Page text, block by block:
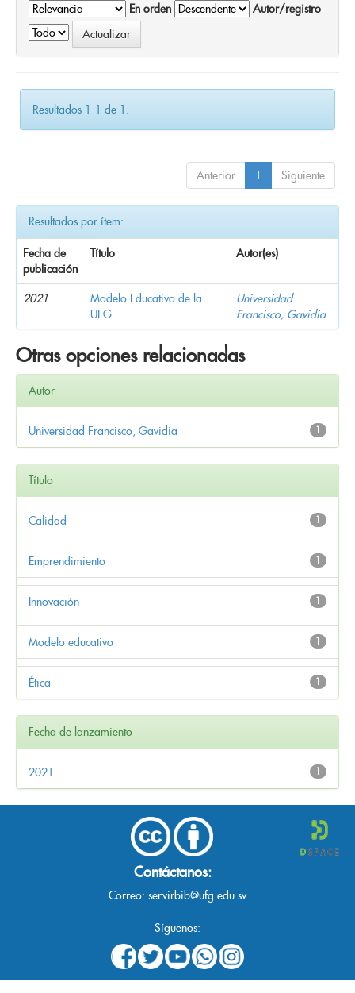
En orden
Autor/registro
Resultados 1-1 de 1.
Anterior 1 Siguiente
Resultados por ítem:
Fecha de
publicación
Título Autor(es)
2021
Modelo Educativo de la
UFG
Universidad
Francisco, Gavidia
Otras opciones relacionadas
Autor
1
Universidad Francisco, Gavidia
Título
1
Calidad
1
Emprendimiento
1
Innovación
1
Modelo educativo
1
Ética
Fecha de lanzamiento
1
2021
Contáctanos:
Correo: servirbib@ufg.edu.sv
Síguenos: